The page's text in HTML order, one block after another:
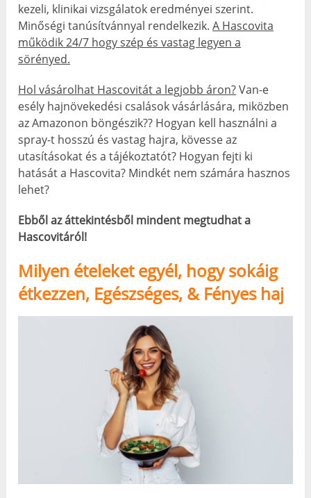
kezeli, klinikai vizsgálatok eredményei szerint.
Minőségi tanúsítvánnyal rendelkezik.A Hascovita
működik 24/7 hogy szép és vastag legyen a
sörényed.
Hol vásárolhat Hascovitát a legjobb áron?Van-e
esély hajnövekedési csalások vásárlására, miközben
az Amazonon böngészik?? Hogyan kell használni a
spray-t hosszú és vastag hajra, kövesse az
utasításokat és a tájékoztatót? Hogyan fejti ki
hatását a Hascovita? Mindkét nem számára hasznos
lehet?
Ebből az áttekintésből mindent megtudhat a
Hascovitáról!
Milyen ételeket egyél, hogy sokáig
étkezzen, Egészséges, & Fényes haj